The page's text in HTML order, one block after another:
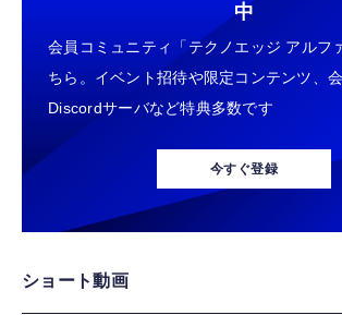
中
会員コミュニティ「テクノエッジ アルフ
ちら。イベント招待や限定コンテンツ、
Discordサーバなど特典多数です
今すぐ登録
ショート動画